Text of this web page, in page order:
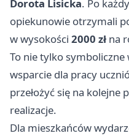
Dorota Lisicka. Po
opiekunowie otrzymali
w wysokości 2000 zł na
To nie tylko
wsparcie dla pracy
przełożyć się na kolejne
realizacje.
Dla mieszkańców